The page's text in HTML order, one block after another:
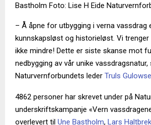
Bastholm Foto: Lise H Eide
– Å åpne for utbygging i verna vassdrag
kunnskapsløst og historieløst. Vi
ikke mindre! Dette er siste skanse mot
nedbygging av vår unike vassdragsnatur,
Naturvernforbundets leder Truls
4862 personer har skrevet under på
underskriftskampanje «Vern
overlevert til Une Bastholm, Lars